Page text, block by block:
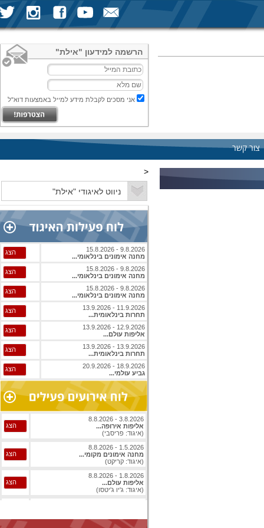
הרשמה למידעון "אילת"
אני מסכים לקבלת מידע למייל באמצעות דוא"ל
צור קשר
<
9.8.2026 - 15.8.2026
מחנה אימונים בינלאומי...
הצג
9.8.2026 - 15.8.2026
מחנה אימונים בינלאומי...
הצג
9.8.2026 - 15.8.2026
מחנה אימונים בינלאומי...
הצג
11.9.2026 - 13.9.2026
תחרות בינלאומית...
הצג
12.9.2026 - 13.9.2026
אליפות עולם...
הצג
13.9.2026 - 13.9.2026
תחרות בינלאומית...
הצג
18.9.2026 - 20.9.2026
גביע עולמי...
הצג
3.8.2026 - 8.8.2026
אליפות אירופה...
(איגוד: פריסבי)
הצג
1.5.2026 - 8.8.2026
מחנה אימונים מקומי...
(איגוד: קריקט)
הצג
1.8.2026 - 8.8.2026
אליפות עולם...
(איגוד: ג'יו ג'יטסו)
הצג